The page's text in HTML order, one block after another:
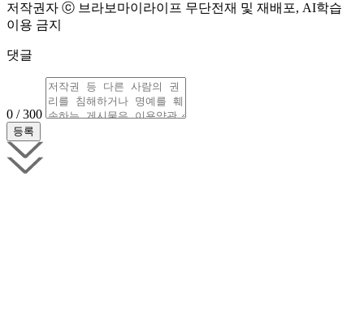
저작권자 ⓒ 브라보마이라이프 무단전재 및 재배포, AI학습
이용 금지
댓글
0 / 300